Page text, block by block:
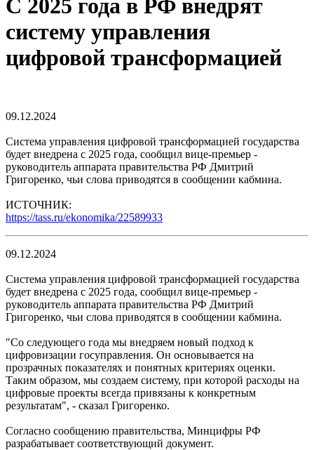
С 2025 года в РФ внедрят
систему управления
цифровой трансформацией
09.12.2024
Система управления цифровой трансформацией государства
будет внедрена с 2025 года, сообщил вице-премьер -
руководитель аппарата правительства РФ Дмитрий
Григоренко, чьи слова приводятся в сообщении кабмина.
ИСТОЧНИК:
https://tass.ru/ekonomika/22589933
09.12.2024
Система управления цифровой трансформацией государства
будет внедрена с 2025 года, сообщил вице-премьер -
руководитель аппарата правительства РФ Дмитрий
Григоренко, чьи слова приводятся в сообщении кабмина.
"Со следующего года мы внедряем новый подход к
цифровизации госуправления. Он основывается на
прозрачных показателях и понятных критериях оценки.
Таким образом, мы создаем систему, при которой расходы на
цифровые проекты всегда привязаны к конкретным
результатам", - сказал Григоренко.
Cогласно сообщению правительства, Минцифры РФ
разрабатывает соответствующий документ.